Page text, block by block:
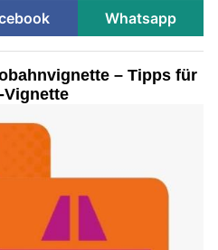
Whatsapp
– Tipps für
Vignette